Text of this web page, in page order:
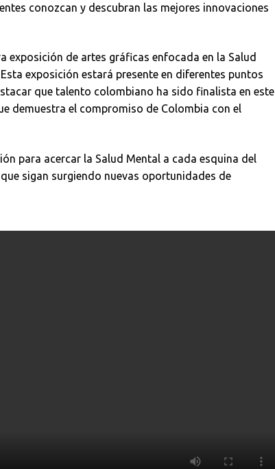
conozcan y descubran las mejores innovaciones
de artes gráficas enfocada en la Salud
exposición estará presente en diferentes puntos
que talento colombiano ha sido finalista en este
demuestra el compromiso de Colombia con el
para acercar la Salud Mental a cada esquina del
sigan surgiendo nuevas oportunidades de